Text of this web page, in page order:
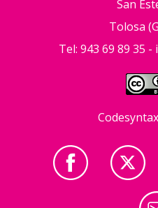
San
Tolosa
Tel: 943 69 89 35 -